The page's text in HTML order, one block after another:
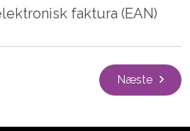
faktura (EAN)
Næste